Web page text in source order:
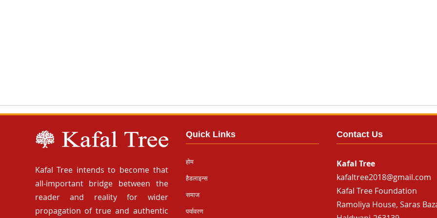
Kafal Tree intends to become that
all-important bridge between the
reader and reality for wider
propagation of true and authentic
Quick Links
होम
हैडलाइन्स
समाज
पर्यावरण
Contact Us
Kafal Tree
kafaltree2018@gmail.com
Kafal Tree Foundation
Ramoliya House, Saras